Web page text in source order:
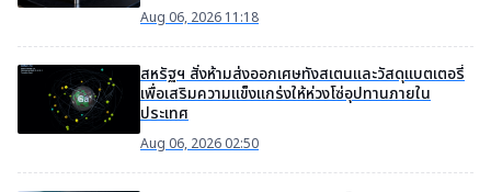
Aug 06, 2026 11:18
สหรัฐฯ สั่งห้ามส่งออกเศษทังสเตนและวัสดุแบตเตอรี่
เพื่อเสริมความแข็งแกร่งให้ห่วงโซ่อุปทานภายใน
ประเทศ
Aug 06, 2026 02:50